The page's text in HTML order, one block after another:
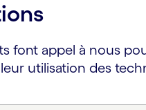
font appel à nous
utilisation des